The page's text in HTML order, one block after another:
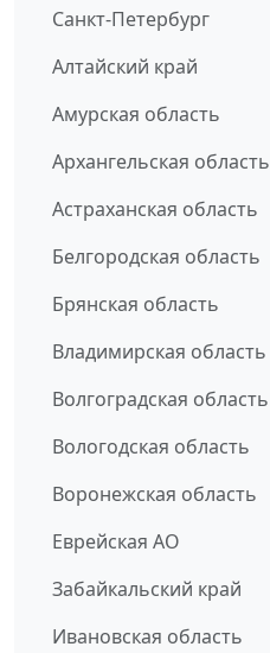
Санкт-Петербург
Алтайский край
Амурская область
Архангельская область
Астраханская область
Белгородская область
Брянская область
Владимирская область
Волгоградская область
Вологодская область
Воронежская область
Еврейская АО
Забайкальский край
Ивановская область